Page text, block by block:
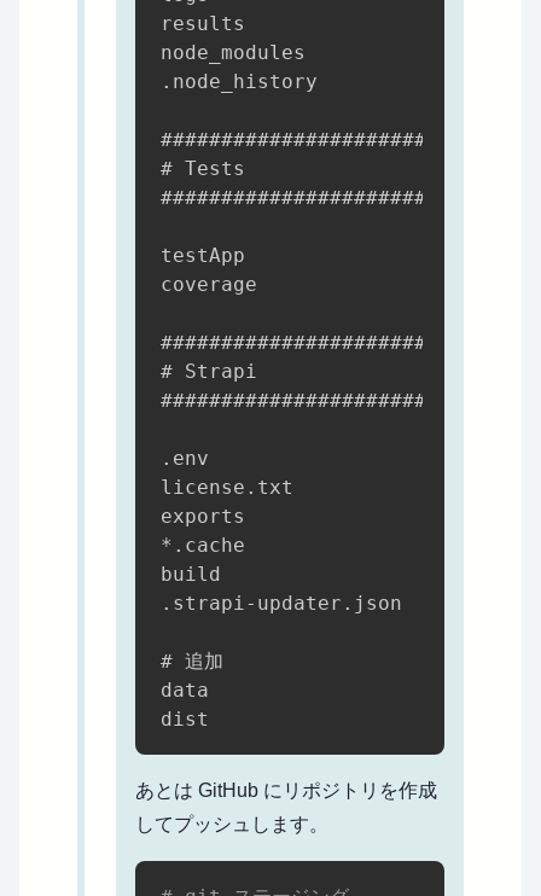
results
node_modules
.node_history
############################
# Tests
############################
testApp
coverage
############################
# Strapi
############################
.env
license.txt
exports
*.cache
build
.strapi-updater.json
# 追加
data
あとは GitHub にリポジトリを作成
してプッシュします。